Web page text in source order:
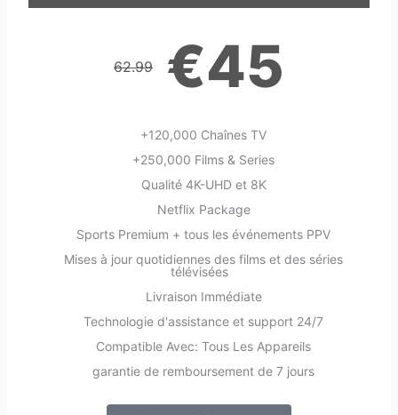
62.99 €45
+120,000 Chaînes TV
+250,000 Films & Series
Qualité 4K-UHD et 8K
Netflix Package
Sports Premium + tous les événements PPV
Mises à jour quotidiennes des films et des séries
télévisées
Livraison Immédiate
Technologie d'assistance et support 24/7
Compatible Avec: Tous Les Appareils
garantie de remboursement de 7 jours